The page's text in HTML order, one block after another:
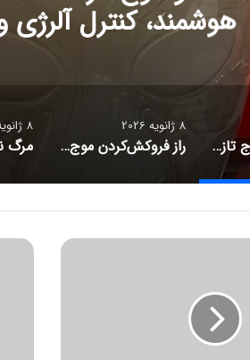
هوشمند، کنترل آلرژی
CES ۲۰۲۶ و موج تازه سلامت دیجیتال؛ ترازوهای هوشمند، کنترل آلرژی و زیبایی با نور
8 ژانویه 2026
راز فروکش‌کردن موج DeepSeek در بازار هوش مصنوعی
8 ژانویه 2026
م